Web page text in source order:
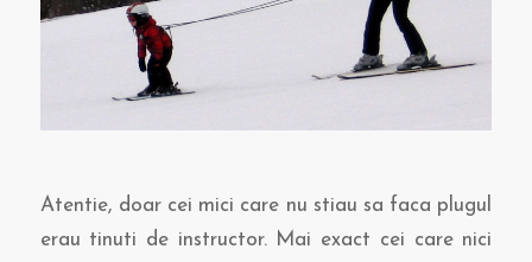
Atentie, doar cei mici care nu stiau sa faca plugul
erau tinuti de instructor. Mai exact cei care nici